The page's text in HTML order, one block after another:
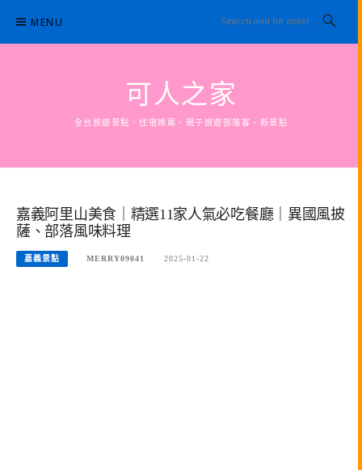
content
MENU
可人之家
全台旅遊景點，住宿推薦、親子旅遊部落客、新景點
嘉義阿里山美食｜精選11家人氣必吃餐廳｜異國風披
薩、部落風味料理
嘉義景點 MERRY09041 2025-01-22